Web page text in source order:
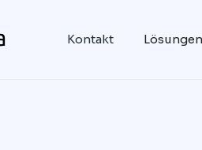
Kontakt Lösungen